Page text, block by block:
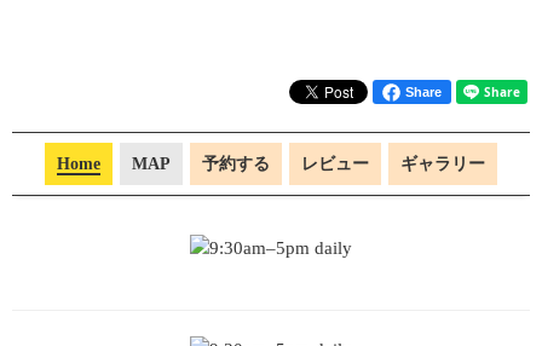
Share
Home MAP 予約する レビュー ギャラリー